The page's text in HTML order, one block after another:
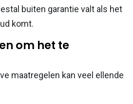
buiten garantie valt als het
komt.
om het te
maatregelen kan veel ellende